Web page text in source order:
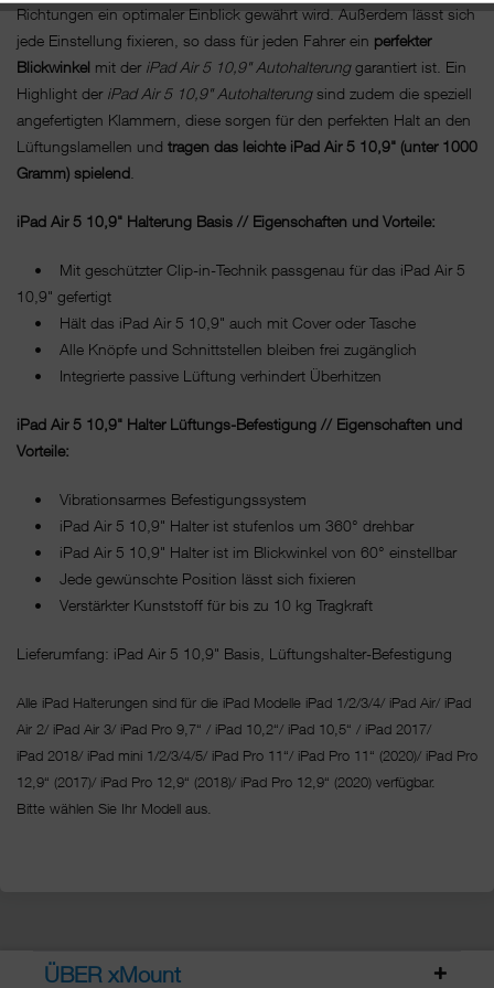
Richtungen ein optimaler Einblick gewährt wird. Außerdem lässt sich
jede Einstellung fixieren, so dass für jeden Fahrer ein perfekter
Blickwinkel mit der iPad Air 5 10,9" Autohalterunggarantiert ist. Ein
Highlight der iPad Air 5 10,9" Autohalterungsind zudem die speziell
angefertigten Klammern, diese sorgen für den perfekten Halt an den
Lüftungslamellen und tragen das leichte iPad Air 5 10,9" (unter 1000
Gramm) spielend.
iPad Air 5 10,9" Halterung Basis // Eigenschaften und Vorteile:
• Mit geschützter Clip-in-Technik passgenau für das iPad Air 5
10,9" gefertigt
• Hält das iPad Air 5 10,9" auch mit Cover oder Tasche
• Alle Knöpfe und Schnittstellen bleiben frei zugänglich
• Integrierte passive Lüftung verhindert Überhitzen
iPad Air 5 10,9" Halter Lüftungs-Befestigung // Eigenschaften und
Vorteile:
• Vibrationsarmes Befestigungssystem
• iPad Air 5 10,9" Halter ist stufenlos um 360° drehbar
• iPad Air 5 10,9" Halter ist im Blickwinkel von 60° einstellbar
• Jede gewünschte Position lässt sich fixieren
• Verstärkter Kunststoff für bis zu 10 kg Tragkraft
Lieferumfang: iPad Air 5 10,9" Basis, Lüftungshalter-Befestigung
Alle iPad Halterungen sind für die iPad Modelle iPad 1/2/3/4/ iPad Air/ iPad
Air 2/ iPad Air 3/ iPad Pro 9,7“ / iPad 10,2“/ iPad 10,5“ / iPad 2017/
iPad 2018/ iPad mini 1/2/3/4/5/ iPad Pro 11“/ iPad Pro 11“ (2020)/ iPad Pro
12,9“ (2017)/ iPad Pro 12,9“ (2018)/ iPad Pro 12,9“ (2020) verfügbar.
Bitte wählen Sie Ihr Modell aus.
ÜBER xMount